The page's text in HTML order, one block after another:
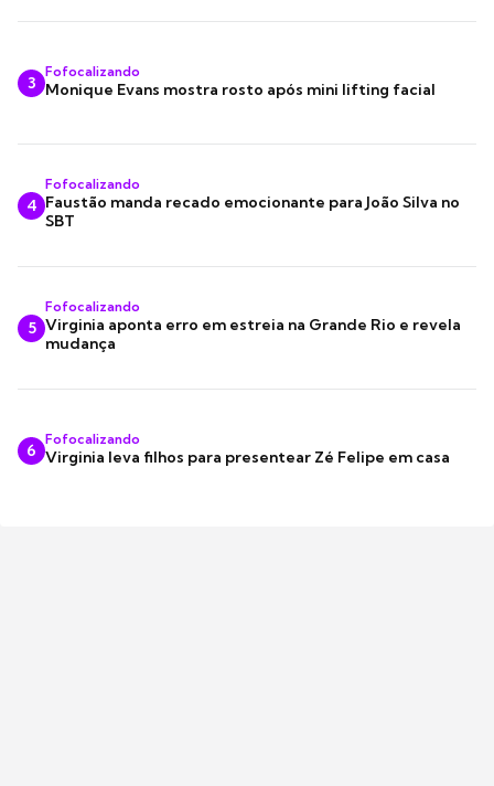
3
Fofocalizando
Monique Evans mostra rosto após mini lifting facial
4
Fofocalizando
Faustão manda recado emocionante para João Silva no
SBT
5
Fofocalizando
Virginia aponta erro em estreia na Grande Rio e revela
mudança
6
Fofocalizando
Virginia leva filhos para presentear Zé Felipe em casa